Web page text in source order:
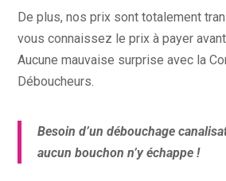
De plus, nos prix sont totalement
vous connaissez le prix à payer
Aucune mauvaise surprise avec la
Déboucheurs.
Besoin d’un débouchage
aucun bouchon n’y échappe !